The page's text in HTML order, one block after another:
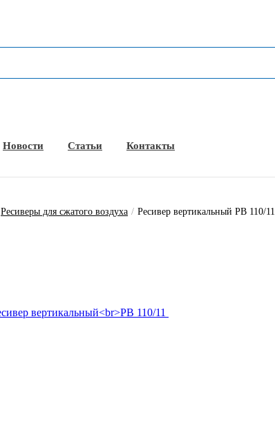
Новости Статьи Контакты
Ресиверы для сжатого воздуха / Ресивер вертикальный РВ 110/11